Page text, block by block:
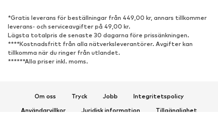
SPORT
Sportkläder
Sporttyper
Sportskor
ACCESSOARER
*Gratis leverans för beställningar från 449,00 kr, annars tillkommer
leverans- och serviceavgifter på 49,00 kr.
Lägsta totalpris de senaste 30 dagarna före prissänkningen.
****Kostnadsfritt från alla nätverksleverantörer. Avgifter kan
tillkomma när du ringer från utlandet.
******Alla priser inkl. moms.
Om oss Tryck Jobb
Integritetspolicy
Användarvillkor
Juridisk information
Tillgänglighet